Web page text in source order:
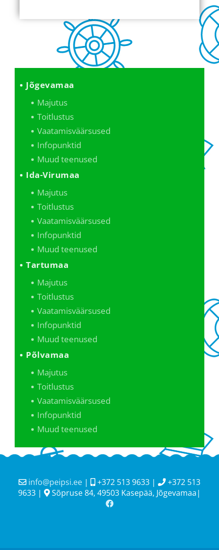
Jõgevamaa
Majutus
Toitlustus
Vaatamisväärsused
Infopunktid
Muud teenused
Ida-Virumaa
Majutus
Toitlustus
Vaatamisväärsused
Infopunktid
Muud teenused
Tartumaa
Majutus
Toitlustus
Vaatamisväärsused
Infopunktid
Muud teenused
Põlvamaa
Majutus
Toitlustus
Vaatamisväärsused
Infopunktid
Muud teenused
info@peipsi.ee | +372 513 9633 |
+372 513
9633 |
Sõpruse 84, 49503 Kasepää, Jõgevamaa|